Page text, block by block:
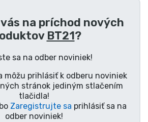
na príchod nových
BT21?
sa na odber noviniek!
môžu prihlásiť k odberu noviniek
stránok jediným stlačením
tlačidla!
Zaregistrujte sa prihlásiť sa na
odber noviniek!
filmov
karikatúry
Anime
hier